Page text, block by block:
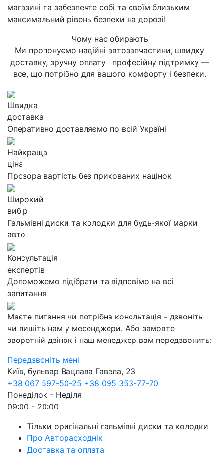
магазині та забезпечте собі та своїм близьким
максимальний рівень безпеки на дорозі!
Чому нас обирають
Ми пропонуємо надійні автозапчастини, швидку
доставку, зручну оплату і професійну підтримку —
все, що потрібно для вашого комфорту і безпеки.
Швидка
доставка
Оперативно доставляємо по всій Україні
Найкраща
ціна
Прозора вартість без прихованих націнок
Широкий
вибір
Гальмівні диски та колодки для будь-якої марки
авто
Консультація
експертів
Допоможемо підібрати та відповімо на всі
запитання
Маєте питання чи потрібна консльтація - дзвоніть
чи пишіть нам у месенджери. Або замовте
зворотній дзінок і наш менеджер вам передзвонить:
Передзвоніть мені
Київ, бульвар Вацлава Гавела, 23
+38 067 597-50-25 +38 095 353-77-70
Понеділок - Неділя
09:00 - 20:00
Тільки оригінальні гальмівні диски та колодки
Про Авторасходнік
Доставка та оплата